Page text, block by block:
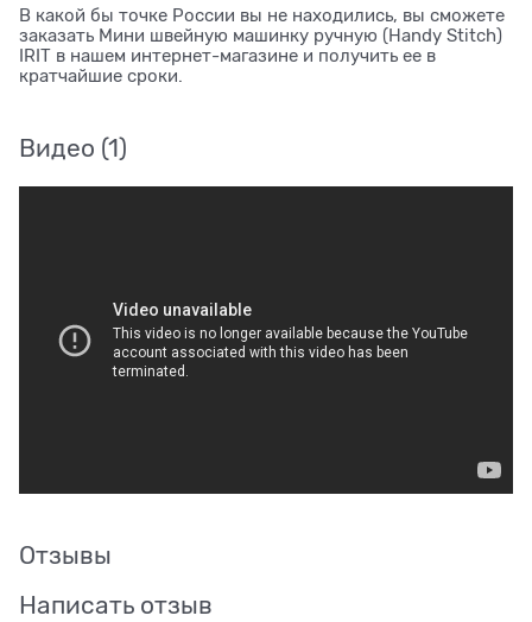
В какой бы точке России вы не находились, вы сможете
заказать Мини швейную машинку ручную (Handy Stitch)
IRIT в нашем интернет-магазине и получить ее в
кратчайшие сроки.
Видео (1)
Отзывы
Написать отзыв